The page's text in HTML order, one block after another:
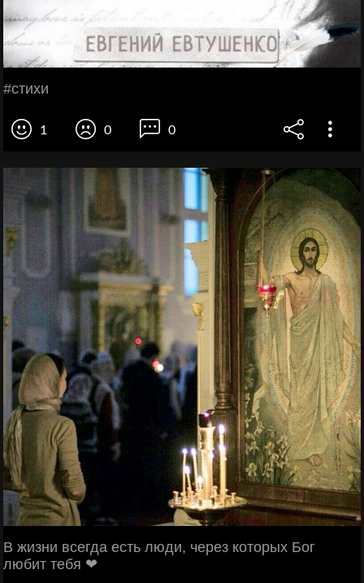
#стихи
1 0 0
В жизни всегда есть люди, через которых Бог
любит тебя ❤